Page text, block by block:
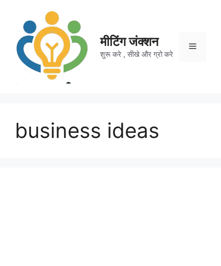
content
मीटिंग जंक्शन
शुरू करे , सीखे और ग्रो करे
Menu
business ideas